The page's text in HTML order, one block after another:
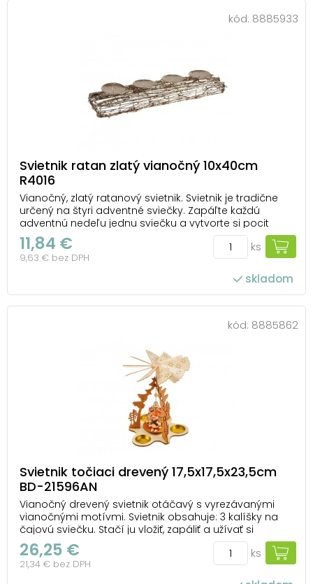
kód: 8885933
Svietnik ratan zlatý vianočný 10x40cm
R4016
Vianočný, zlatý ratanový svietnik. Svietnik je tradične
určený na štyri adventné sviečky. Zapáľte každú
adventnú nedeľu jednu sviečku a vytvorte si pocit
vianočného pokoja a ticha. Uvedená cena je za 1 ks.
11,84 €
9,63 € bez DPH
ks
skladom
kód: 8885862
Svietnik točiaci drevený 17,5x17,5x23,5cm
BD-21596AN
Vianočný drevený svietnik otáčavý s vyrezávanými
vianočnými motívmi. Svietnik obsahuje: 3 kalíšky na
čajovú sviečku. Stačí ju vložiť, zapáliť a užívať si
vianočný čas. VAROVANIE: Horiacu sviečku nikdy
nenechávajte bez dozoru a v dosahu detí či zvierat.
Svietnik s horiacou sviečkou nenech...
26,25 €
21,34 € bez DPH
ks